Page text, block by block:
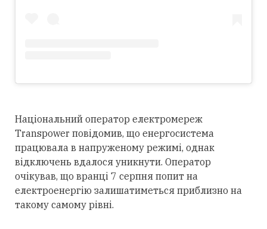
Національний оператор електромереж
Transpower повідомив, що енергосистема
працювала в напруженому режимі, однак
відключень вдалося уникнути. Оператор
очікував, що вранці 7 серпня попит на
електроенергію залишатиметься приблизно на
такому самому рівні.